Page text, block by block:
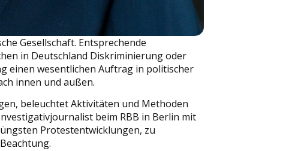
Gesellschaft. Entsprechende
in Deutschland Diskriminierung oder
einen wesentlichen Auftrag in politischer
innen und außen.
beleuchtet Aktivitäten und Methoden
beim RBB in Berlin mit
Protestentwicklungen, zu